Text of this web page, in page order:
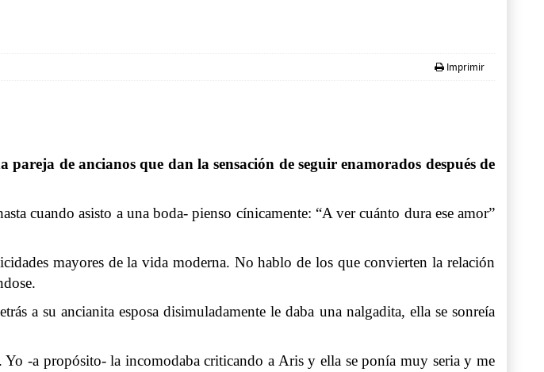
Imprimir
de ancianos que dan la sensación de seguir enamorados después de
cuando asisto a una boda- pienso cínicamente: “A ver cuánto dura ese amor”
mayores de la vida moderna. No hablo de los que convierten la relación
a su ancianita esposa disimuladamente le daba una nalgadita, ella se sonreía
-a propósito- la incomodaba criticando a Aris y ella se ponía muy seria y me